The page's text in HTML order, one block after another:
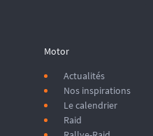
Motor
Actualités
Nos inspirations
Le calendrier
Raid